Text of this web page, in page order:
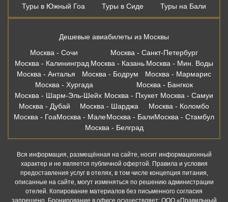
Туры в Южный Гоа
Туры в Сиде Туры на Бали
Дешевые авиабилеты из Москвы
Москва - Сочи
Москва - Санкт-Петербург
Москва - Калининград Москва - Казань Москва - Мин. Воды
Москва - Анталья
Москва - Бодрум
Москва - Мармарис
Москва - Хургада
Москва - Бангкок
Москва - Шарм-Эль-Шейх Москва - Пхукет Москва - Самуи
Москва - Дубай
Москва - Шарджа
Москва - Коломбо
Москва - ГоаМосква - МалеМосква - БалиМосква - Стамбул
Москва - Белград
Вся информация, размещённая на сайте, носит информационный
характер и не является публичной офертой. Правила и условия
предоставления услуг в отелях, в том числе концепция питания,
описанные на сайте, могут изменяться по решению администрации
отелей. Копирование материалов без письменного согласия
запрещено. Бронирование в офисе осуществляет: ООО «Правильный